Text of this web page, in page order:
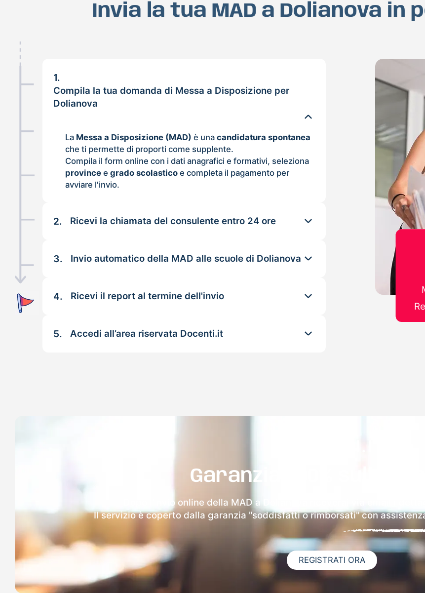
Invia la tua MAD a Dolianova in
1.
Compila la tua domanda di Messa a Disposizione per
Dolianova
La Messa a Disposizione (MAD) è unacandidatura spontanea
che ti permette di proporti come supplente.
Compila il form online con i dati anagrafici e formativi, seleziona
province egrado scolastico e completa il pagamento per
avviare l'invio.
2. Ricevi la chiamata del consulente entro 24 ore
3. Invio automatico della MAD alle scuole di Dolianova
4. Ricevi il report al termine dell'invio
5. Accedi all’area riservata Docenti.it
Garanzia 100% sulla tua
Dopo l'invio online della MAD a Dolianova riceverai via email i
Il servizio è coperto dalla garanzia "soddisfatti o rimborsati" con
REGISTRATI ORA